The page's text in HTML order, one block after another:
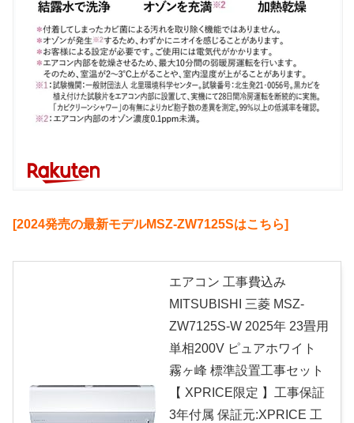
[2024発売の最新モデルMSZ-ZW7125Sはこちら]
エアコン 工事費込み
MITSUBISHI 三菱 MSZ-
ZW7125S-W 2025年 23畳用
単相200V ピュアホワイト
霧ヶ峰 標準設置工事セット
【 XPRICE限定 】工事保証
3年付属 保証元:XPRICE 工